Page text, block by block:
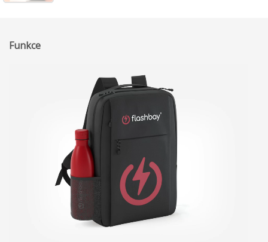
Funkce